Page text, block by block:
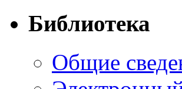
Библиотека
Общие